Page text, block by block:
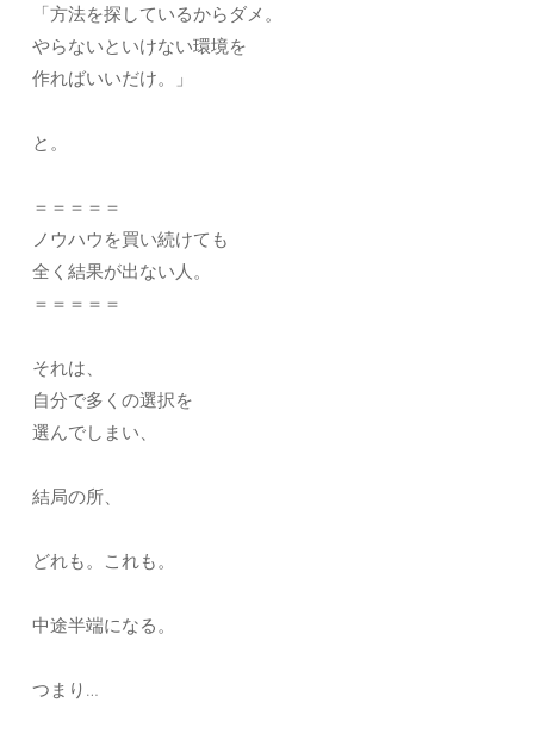
「方法を探しているからダメ。
やらないといけない環境を
作ればいいだけ。」
と。
＝＝＝＝＝
ノウハウを買い続けても
全く結果が出ない人。
＝＝＝＝＝
それは、
自分で多くの選択を
選んでしまい、
結局の所、
どれも。これも。
中途半端になる。
つまり…